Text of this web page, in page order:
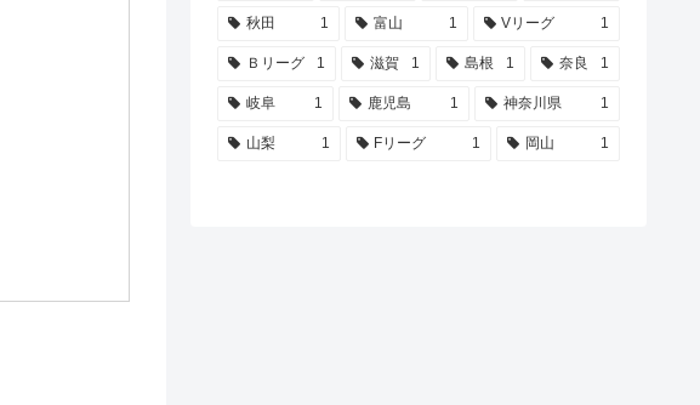
秋田 1 富山 1 Vリーグ 1
Ｂリーグ 1 滋賀 1 島根 1 奈良 1
岐阜 1 鹿児島 1 神奈川県 1
山梨 1 Fリーグ 1 岡山 1